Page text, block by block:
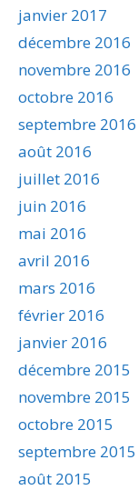
janvier 2017
décembre 2016
novembre 2016
octobre 2016
septembre 2016
août 2016
juillet 2016
juin 2016
mai 2016
avril 2016
mars 2016
février 2016
janvier 2016
décembre 2015
novembre 2015
octobre 2015
septembre 2015
août 2015